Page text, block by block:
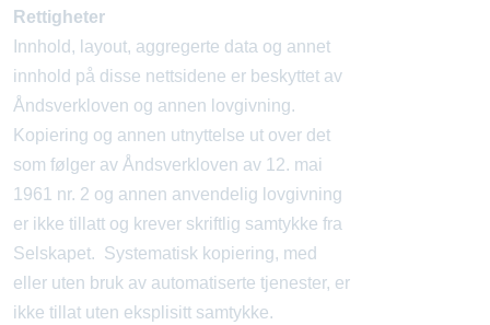
Rettigheter
Innhold, layout, aggregerte data og annet
innhold på disse nettsidene er beskyttet av
Åndsverkloven og annen lovgivning.
Kopiering og annen utnyttelse ut over det
som følger av Åndsverkloven av 12. mai
1961 nr. 2 og annen anvendelig lovgivning
er ikke tillatt og krever skriftlig samtykke fra
Selskapet. Systematisk kopiering, med
eller uten bruk av automatiserte tjenester, er
ikke tillat uten eksplisitt samtykke.